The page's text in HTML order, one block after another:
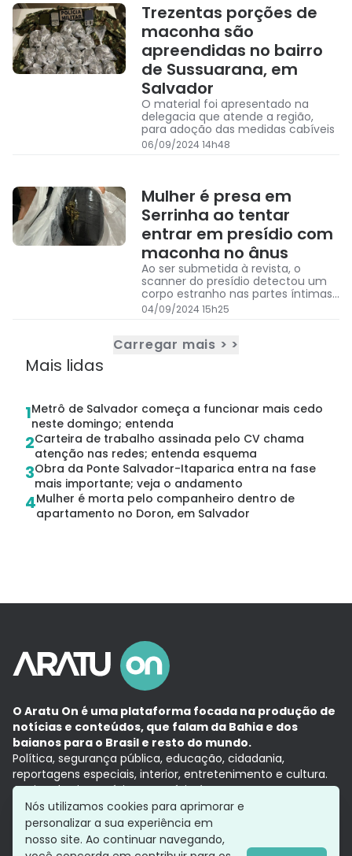
Trezentas porções de
maconha são
apreendidas no bairro
de Sussuarana, em
Salvador
O material foi apresentado na
delegacia que atende a região,
para adoção das medidas cabíveis
06/09/2024 14h48
Mulher é presa em
Serrinha ao tentar
entrar em presídio com
maconha no ânus
Ao ser submetida à revista, o
scanner do presídio detectou um
corpo estranho nas partes íntimas
da visitante
04/09/2024 15h25
Carregar mais > >
Mais lidas
1Metrô de Salvador começa a funcionar mais cedo
neste domingo; entenda
2Carteira de trabalho assinada pelo CV chama
atenção nas redes; entenda esquema
3Obra da Ponte Salvador-Itaparica entra na fase
mais importante; veja o andamento
4Mulher é morta pelo companheiro dentro de
apartamento no Doron, em Salvador
O Aratu On é uma plataforma focada na produção de
notícias e conteúdos, que falam da Bahia e dos
baianos para o Brasil e resto do mundo.
Política, segurança pública, educação, cidadania,
reportagens especiais, interior, entretenimento e cultura.
Aqui, tudo vira notícia e a notícia é no tempo presente,
com a credibilidade do Grupo Aratu.
Grupo Aratu
Política de privacidade
Nós utilizamos cookies para aprimorar e
personalizar a sua experiência em
nosso site. Ao continuar navegando,